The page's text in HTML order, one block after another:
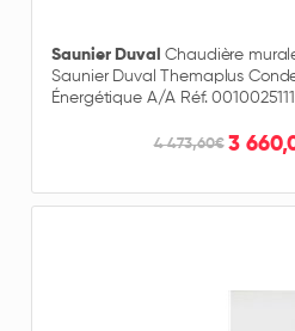
Saunier Duval Chaudière
Saunier Duval Themaplus
Énergétique A/A Réf. 0010025111
4 473,60€ 3